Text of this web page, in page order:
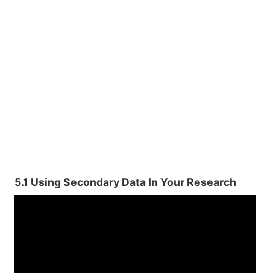
5.1 Using Secondary Data In Your Research